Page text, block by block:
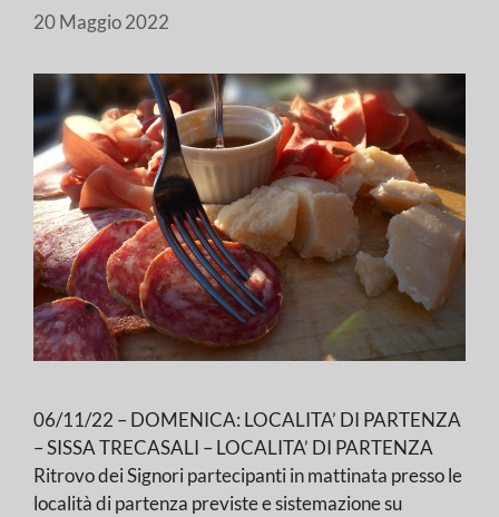
20 Maggio 2022
06/11/22 – DOMENICA: LOCALITA’ DI PARTENZA
– SISSA TRECASALI – LOCALITA’ DI PARTENZA
Ritrovo dei Signori partecipanti in mattinata presso le
località di partenza previste e sistemazione su